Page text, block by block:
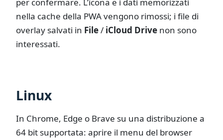
nella cache della PWA vengono rimossi; i file di
overlay salvati in File/ iCloud Drive non sono
interessati.
Linux
In Chrome, Edge o Brave su una distribuzione a
64 bit supportata: aprire il menu del browser